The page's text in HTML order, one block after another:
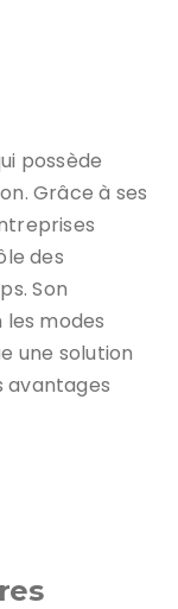
possède
Grâce à ses
des
Son
modes
une solution
avantages